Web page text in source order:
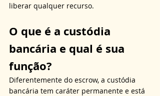
liberar qualquer recurso.
O que é a custódia
bancária e qual é sua
função?
Diferentemente do escrow, a custódia
bancária tem caráter permanente e está